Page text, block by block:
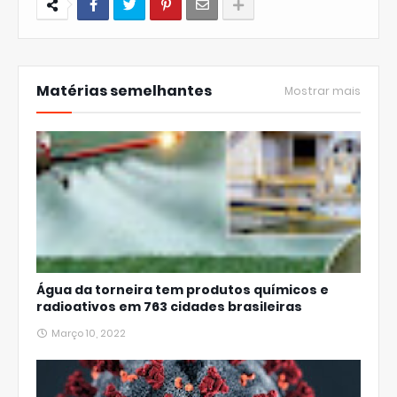
Matérias semelhantes Mostrar mais
Água da torneira tem produtos químicos e
radioativos em 763 cidades brasileiras
Março 10, 2022